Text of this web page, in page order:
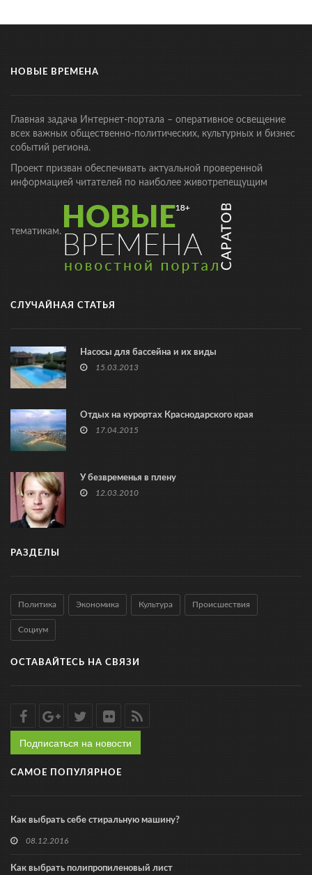
НОВЫЕ ВРЕМЕНА
Главная задача Интернет-портала – оперативное освещение
всех важных общественно-политических, культурных и бизнес
событий региона.
Проект призван обеспечивать актуальной проверенной
информацией читателей по наиболее животрепещущим
тематикам.
СЛУЧАЙНАЯ СТАТЬЯ
Насосы для бассейна и их виды
15.03.2013
Отдых на курортах Краснодарского края
17.04.2015
У безвременья в плену
12.03.2010
РАЗДЕЛЫ
Политика Экономика Культура Происшествия
Социум
ОСТАВАЙТЕСЬ НА СВЯЗИ
Подписаться на новости
САМОЕ ПОПУЛЯРНОЕ
Как выбрать себе стиральную машину?
08.12.2016
Как выбрать полипропиленовый лист